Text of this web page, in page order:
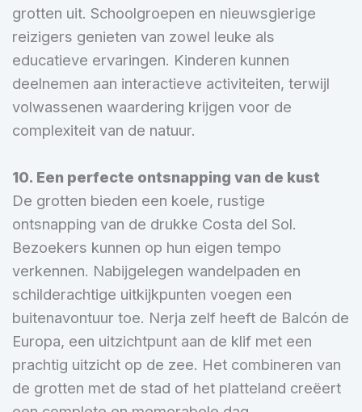
grotten uit. Schoolgroepen en nieuwsgierige
reizigers genieten van zowel leuke als
educatieve ervaringen. Kinderen kunnen
deelnemen aan interactieve activiteiten, terwijl
volwassenen waardering krijgen voor de
complexiteit van de natuur.
10. Een perfecte ontsnapping van de kust
De grotten bieden een koele, rustige
ontsnapping van de drukke Costa del Sol.
Bezoekers kunnen op hun eigen tempo
verkennen. Nabijgelegen wandelpaden en
schilderachtige uitkijkpunten voegen een
buitenavontuur toe. Nerja zelf heeft de Balcón de
Europa, een uitzichtpunt aan de klif met een
prachtig uitzicht op de zee. Het combineren van
de grotten met de stad of het platteland creëert